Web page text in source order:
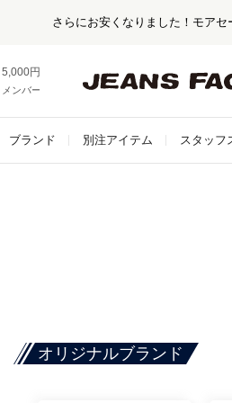
さらにお安くなりました！モアセ
5,000円以上お買い上げで送料無料！
メンバー登録でお得な情報をゲット。さらに詳しく
ブランド 別注アイテム スタッフ
オリジナルブランド